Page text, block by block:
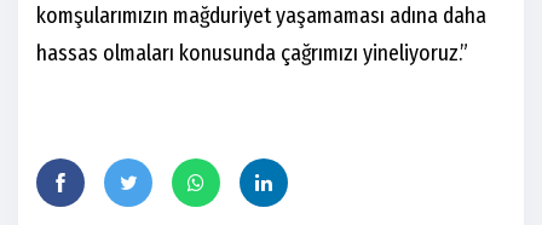
komşularımızın mağduriyet yaşamaması adına daha
hassas olmaları konusunda çağrımızı yineliyoruz.”